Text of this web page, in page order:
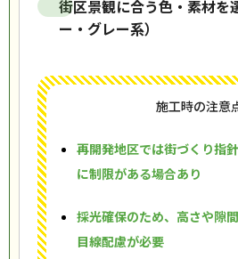
街区景観に合う色・素材を
ー・グレー系）
施工時の注意
再開発地区では街づくり指
に制限がある場合あり
採光確保のため、高さや隙
目線配慮が必要